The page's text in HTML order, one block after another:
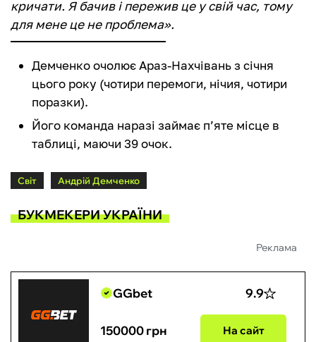
кричати. Я бачив і пережив це у свій час, тому
для мене це не проблема».
Демченко очолює Араз-Нахчівань з січня
цього року (чотири перемоги, нічия, чотири
поразки).
Його команда наразі займає п’яте місце в
таблиці, маючи 39 очок.
Світ Андрій Демченко
БУКМЕКЕРИ УКРАЇНИ
Реклама
GGbet 9.9
150000 грн На сайт